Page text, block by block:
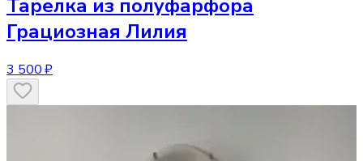
Тарелка из полуфарфора
Грациозная Лилия
3 500 ₽